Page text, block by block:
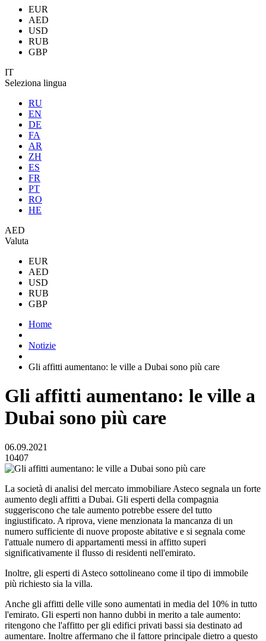
EUR
AED
USD
RUB
GBP
IT
Seleziona lingua
RU
EN
DE
FA
AR
ZH
ES
FR
PT
RO
HE
AED
Valuta
EUR
AED
USD
RUB
GBP
Home
Notizie
Gli affitti aumentano: le ville a Dubai sono più care
Gli affitti aumentano: le ville a
Dubai sono più care
06.09.2021
10407
La società di analisi del mercato immobiliare Asteco segnala un forte
aumento degli affitti a Dubai. Gli esperti della compagnia
suggeriscono che tale aumento potrebbe essere del tutto
ingiustificato. A riprova, viene menzionata la mancanza di un
numero sufficiente di nuove proposte abitative e si segnala come
l'attuale numero di appartamenti messi in affitto superi
significativamente il flusso di residenti nell'emirato.
Inoltre, gli esperti di Asteco sottolineano come il tipo di immobile
più richiesto sia la villa.
Anche gli affitti delle ville sono aumentati in media del 10% in tutto
l'emirato. Gli esperti non hanno dubbi in merito a tale aumento:
ritengono che l'affitto per gli edifici privati bassi sia destinato ad
aumentare. Inoltre affermano che il fattore principale dietro a questo